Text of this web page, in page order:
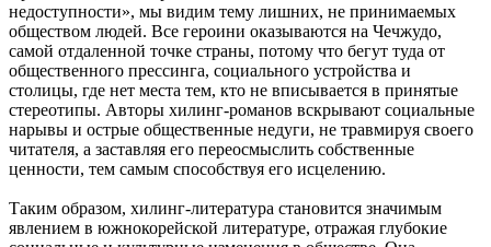
недоступности», мы видим тему лишних, не принимаемых
обществом людей. Все героини оказываются на Чечжудо,
самой отдаленной точке страны, потому что бегут туда от
общественного прессинга, социального устройства и
столицы, где нет места тем, кто не вписывается в принятые
стереотипы. Авторы хилинг-романов вскрывают социальные
нарывы и острые общественные недуги, не травмируя своего
читателя, а заставляя его переосмыслить собственные
ценности, тем самым способствуя его исцелению.
Таким образом, хилинг-литература становится значимым
явлением в южнокорейской литературе, отражая глубокие